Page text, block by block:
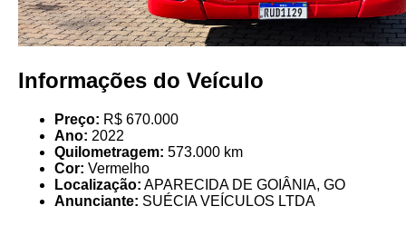
Informações do Veículo
Preço: R$ 670.000
Ano: 2022
Quilometragem: 573.000 km
Cor: Vermelho
Localização: APARECIDA DE GOIÂNIA, GO
Anunciante: SUÉCIA VEÍCULOS LTDA